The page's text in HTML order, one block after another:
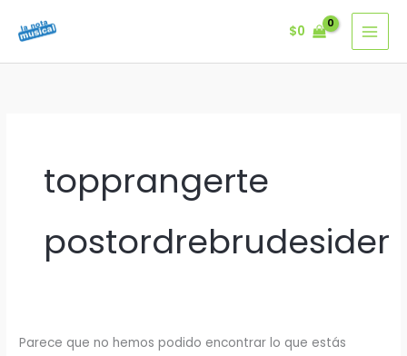
$0
topprangerte
postordrebrudesider
Parece que no hemos podido encontrar lo que estás